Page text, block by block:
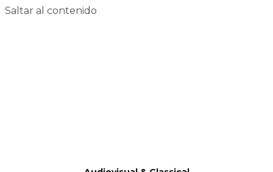
Saltar al contenido